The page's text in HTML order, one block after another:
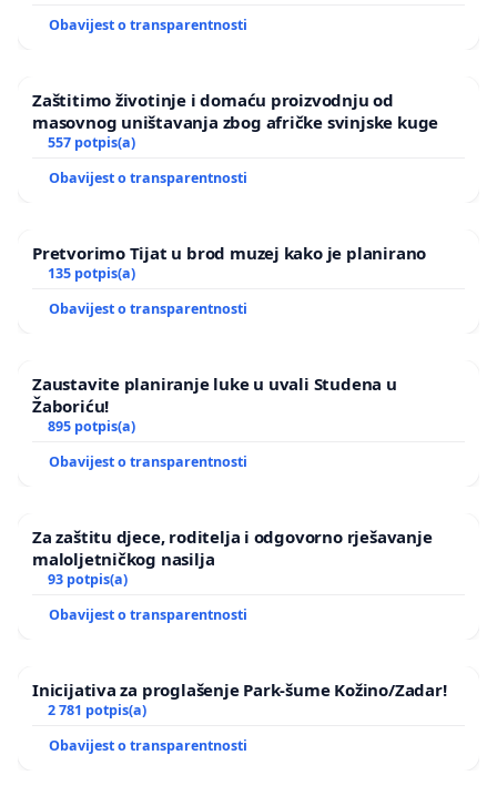
Obavijest o transparentnosti
Zaštitimo životinje i domaću proizvodnju od
masovnog uništavanja zbog afričke svinjske kuge
557 potpis(a)
Obavijest o transparentnosti
Pretvorimo Tijat u brod muzej kako je planirano
135 potpis(a)
Obavijest o transparentnosti
Zaustavite planiranje luke u uvali Studena u
Žaboriću!
895 potpis(a)
Obavijest o transparentnosti
Za zaštitu djece, roditelja i odgovorno rješavanje
maloljetničkog nasilja
93 potpis(a)
Obavijest o transparentnosti
Inicijativa za proglašenje Park-šume Kožino/Zadar!
2 781 potpis(a)
Obavijest o transparentnosti